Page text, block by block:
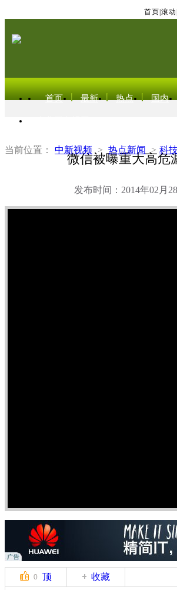
首页 滚动
首页 最新 热点 国内
当前位置： 中新视频 > 热点新闻 > 科
微信被曝重大高危
发布时间：2014年02月
0 顶 收藏